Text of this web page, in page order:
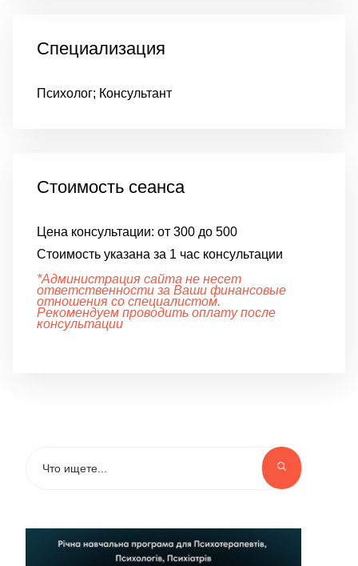
Специализация
Психолог; Консультант
Стоимость сеанса
Цена консультации: от 300 до 500
Стоимость указана за 1 час консультации
*Администрация сайта не несет
ответственности за Ваши финансовые
отношения со специалистом.
Рекомендуем проводить оплату после
консультации